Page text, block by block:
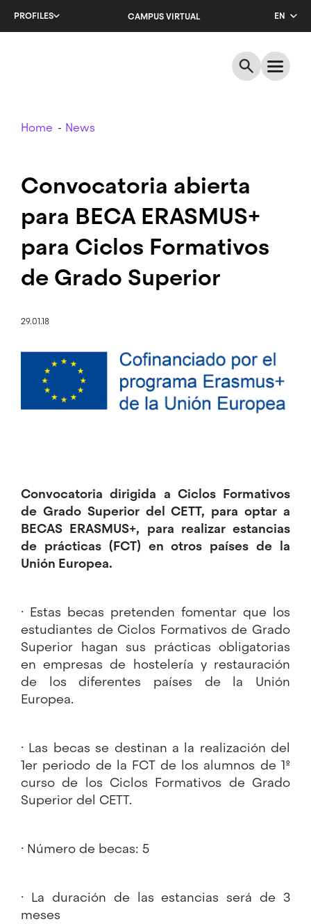
PROFILES CAMPUS VIRTUAL
EN
ES
Breadcrumb
Home News
Convocatoria abierta
para BECA ERASMUS+
para Ciclos Formativos
de Grado Superior
29.01.18
Convocatoria dirigida a Ciclos Formativos
de Grado Superior del CETT, para optar a
BECAS ERASMUS+, para realizar estancias
de prácticas (FCT) en otros países de la
Unión Europea.
· Estas becas pretenden fomentar que los
estudiantes de Ciclos Formativos de Grado
Superior hagan sus prácticas obligatorias
en empresas de hostelería y restauración
de los diferentes países de la Unión
Europea.
· Las becas se destinan a la realización del
1er periodo de la FCT de los alumnos de 1º
curso de los Ciclos Formativos de Grado
Superior del CETT.
· Número de becas: 5
· La duración de las estancias será de 3
meses